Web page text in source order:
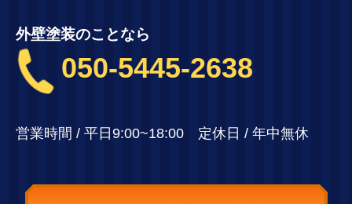
外壁塗装のことなら
050-5445-2638
営業時間 / 平日9:00~18:00 定休日 / 年中無休